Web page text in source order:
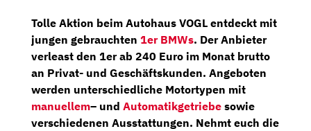
Tolle Aktion beim Autohaus VOGL entdeckt mit
jungen gebrauchten 1er BMWs. Der Anbieter
verleast den 1erab 240 Euro im Monat brutto
an Privat- und Geschäftskunden. Angeboten
werden unterschiedliche Motortypen mit
manuellem– und Automatikgetriebe sowie
verschiedenen Ausstattungen. Nehmt euch die